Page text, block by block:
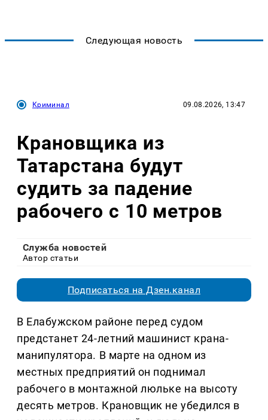
Следующая новость
Криминал 09.08.2026, 13:47
Крановщика из
Татарстана будут
судить за падение
рабочего с 10 метров
Служба новостей
Автор статьи
Подписаться на Дзен.канал
В Елабужском районе перед судом
предстанет 24-летний машинист крана-
манипулятора. В марте на одном из
местных предприятий он поднимал
рабочего в монтажной люльке на высоту
десять метров. Крановщик не убедился в